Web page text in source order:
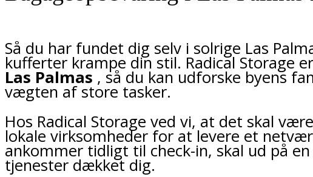
Så du har fundet dig selv i solrige Las
kufferter krampe din stil. Radical Storage
Las Palmas , så du kan udforske byens
vægten af store tasker.
Hos Radical Storage ved vi, at det skal
lokale virksomheder for at levere et
ankommer tidligt til check-in, skal ud på
tjenester dækket dig.